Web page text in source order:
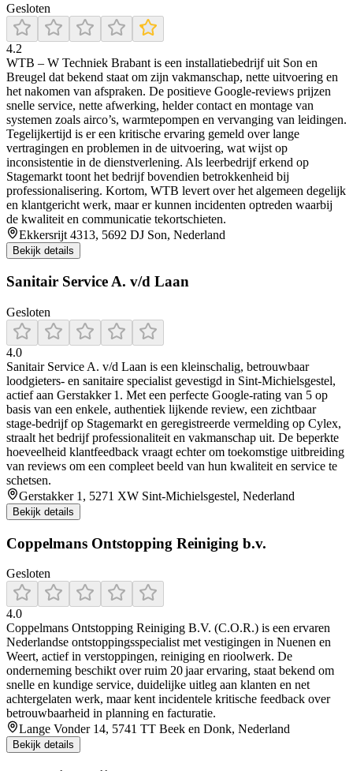
Gesloten
4.2
WTB – W Techniek Brabant is een installatiebedrijf uit Son en
Breugel dat bekend staat om zijn vakmanschap, nette uitvoering en
het nakomen van afspraken. De positieve Google-reviews prijzen
snelle service, nette afwerking, helder contact en montage van
systemen zoals airco’s, warmtepompen en vervanging van leidingen.
Tegelijkertijd is er een kritische ervaring gemeld over lange
vertragingen en problemen in de uitvoering, wat wijst op
inconsistentie in de dienstverlening. Als leerbedrijf erkend op
Stagemarkt toont het bedrijf bovendien betrokkenheid bij
professionalisering. Kortom, WTB levert over het algemeen degelijk
en klantgericht werk, maar er kunnen incidenten optreden waarbij
de kwaliteit en communicatie tekortschieten.
Ekkersrijt 4313, 5692 DJ Son, Nederland
Bekijk details
Sanitair Service A. v/d Laan
Gesloten
4.0
Sanitair Service A. v/d Laan is een kleinschalig, betrouwbaar
loodgieters- en sanitaire specialist gevestigd in Sint‑Michielsgestel,
actief aan Gerstakker 1. Met een perfecte Google-rating van 5 op
basis van een enkele, authentiek lijkende review, een zichtbaar
stage‑bedrijf op Stagemarkt en geregistreerde vermelding op Cylex,
straalt het bedrijf professionaliteit en vakmanschap uit. De beperkte
hoeveelheid klantfeedback vraagt echter om toekomstige uitbreiding
van reviews om een compleet beeld van hun kwaliteit en service te
schetsen.
Gerstakker 1, 5271 XW Sint-Michielsgestel, Nederland
Bekijk details
Coppelmans Ontstopping Reiniging b.v.
Gesloten
4.0
Coppelmans Ontstopping Reiniging B.V. (C.O.R.) is een ervaren
Nederlandse ontstoppingsspecialist met vestigingen in Nuenen en
Weert, actief in verstoppingen, reiniging en rioolwerk. De
onderneming beschikt over ruim 20 jaar ervaring, staat bekend om
snelle en kundige service, duidelijke uitleg aan klanten en net
achtergelaten werk, maar kent incidentele kritische feedback over
betrouwbaarheid in planning en facturatie.
Lange Vonder 14, 5741 TT Beek en Donk, Nederland
Bekijk details